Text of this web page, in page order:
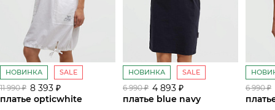
НОВИНКА SALE
11 990 ₽ 8 393 ₽
платье opticwhite
НОВИНКА SALE
6 990 ₽ 4 893 ₽
платье blue navy
6 990 ₽